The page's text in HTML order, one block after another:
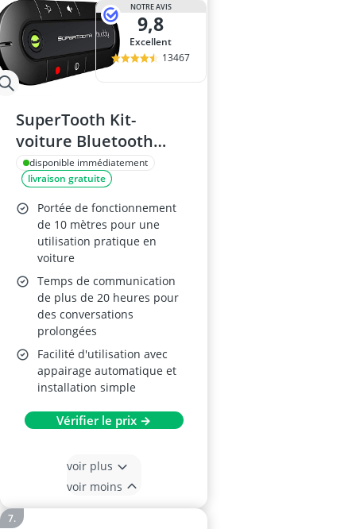
NOTRE AVIS
9,8
Excellent
13467
SuperTooth Kit-
voiture Bluetooth
Buddy
disponible immédiatement
livraison gratuite
Portée de fonctionnement
de 10 mètres pour une
utilisation pratique en
voiture
Temps de communication
de plus de 20 heures pour
des conversations
prolongées
Facilité d'utilisation avec
appairage automatique et
installation simple
Vérifier le prix →
voir plus
voir moins